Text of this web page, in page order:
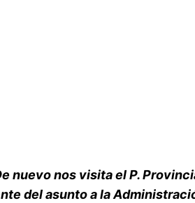
nuevo nos visita el P.
del asunto a la